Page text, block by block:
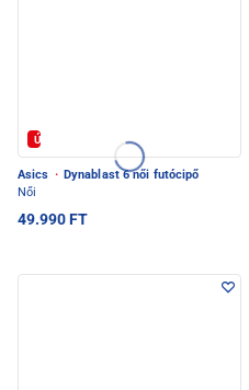
Új
Asics · Dynablast 6 női futócipő
Női
49.990 FT